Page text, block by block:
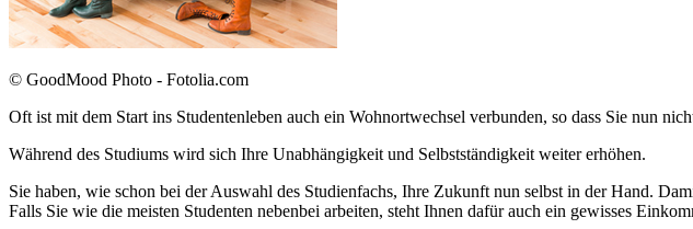
© GoodMood Photo - Fotolia.com
Oft ist mit dem Start ins Studentenleben auch ein Wohnortwechsel verbunden, so dass Sie nun
Während des Studiums wird sich Ihre Unabhängigkeit und Selbstständigkeit weiter erhöhen.
Sie haben, wie schon bei der Auswahl des Studienfachs, Ihre Zukunft nun selbst in der Hand.
Falls Sie wie die meisten Studenten nebenbei arbeiten, steht Ihnen dafür auch ein gewisses